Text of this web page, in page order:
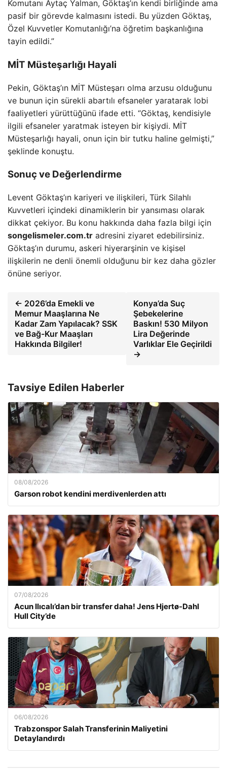
Komutanı Aytaç Yalman, Göktaş’ın kendi birliğinde ama
pasif bir görevde kalmasını istedi. Bu yüzden Göktaş,
Özel Kuvvetler Komutanlığı’na öğretim başkanlığına
tayin edildi.”
MİT Müsteşarlığı Hayali
Pekin, Göktaş’ın MİT Müsteşarı olma arzusu olduğunu
ve bunun için sürekli abartılı efsaneler yaratarak lobi
faaliyetleri yürüttüğünü ifade etti. “Göktaş, kendisiyle
ilgili efsaneler yaratmak isteyen bir kişiydi. MİT
Müsteşarlığı hayali, onun için bir tutku haline gelmişti,”
şeklinde konuştu.
Sonuç ve Değerlendirme
Levent Göktaş’ın kariyeri ve ilişkileri, Türk Silahlı
Kuvvetleri içindeki dinamiklerin bir yansıması olarak
dikkat çekiyor. Bu konu hakkında daha fazla bilgi için
songelismeler.com.tr adresini ziyaret edebilirsiniz.
Göktaş’ın durumu, askeri hiyerarşinin ve kişisel
ilişkilerin ne denli önemli olduğunu bir kez daha gözler
önüne seriyor.
← 2026’da Emekli ve
Memur Maaşlarına Ne
Kadar Zam Yapılacak? SSK
ve Bağ-Kur Maaşları
Hakkında Bilgiler!
Konya’da Suç
Şebekelerine
Baskın! 530 Milyon
Lira Değerinde
Varlıklar Ele Geçirildi
→
Tavsiye Edilen Haberler
08/08/2026
Garson robot kendini merdivenlerden attı
07/08/2026
Acun Ilıcalı’dan bir transfer daha! Jens Hjertø-Dahl
Hull City’de
06/08/2026
Trabzonspor Salah Transferinin Maliyetini
Detaylandırdı